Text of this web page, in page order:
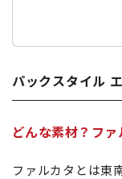
パックスタイル
どんな素材？ファ
ファルカタとは東